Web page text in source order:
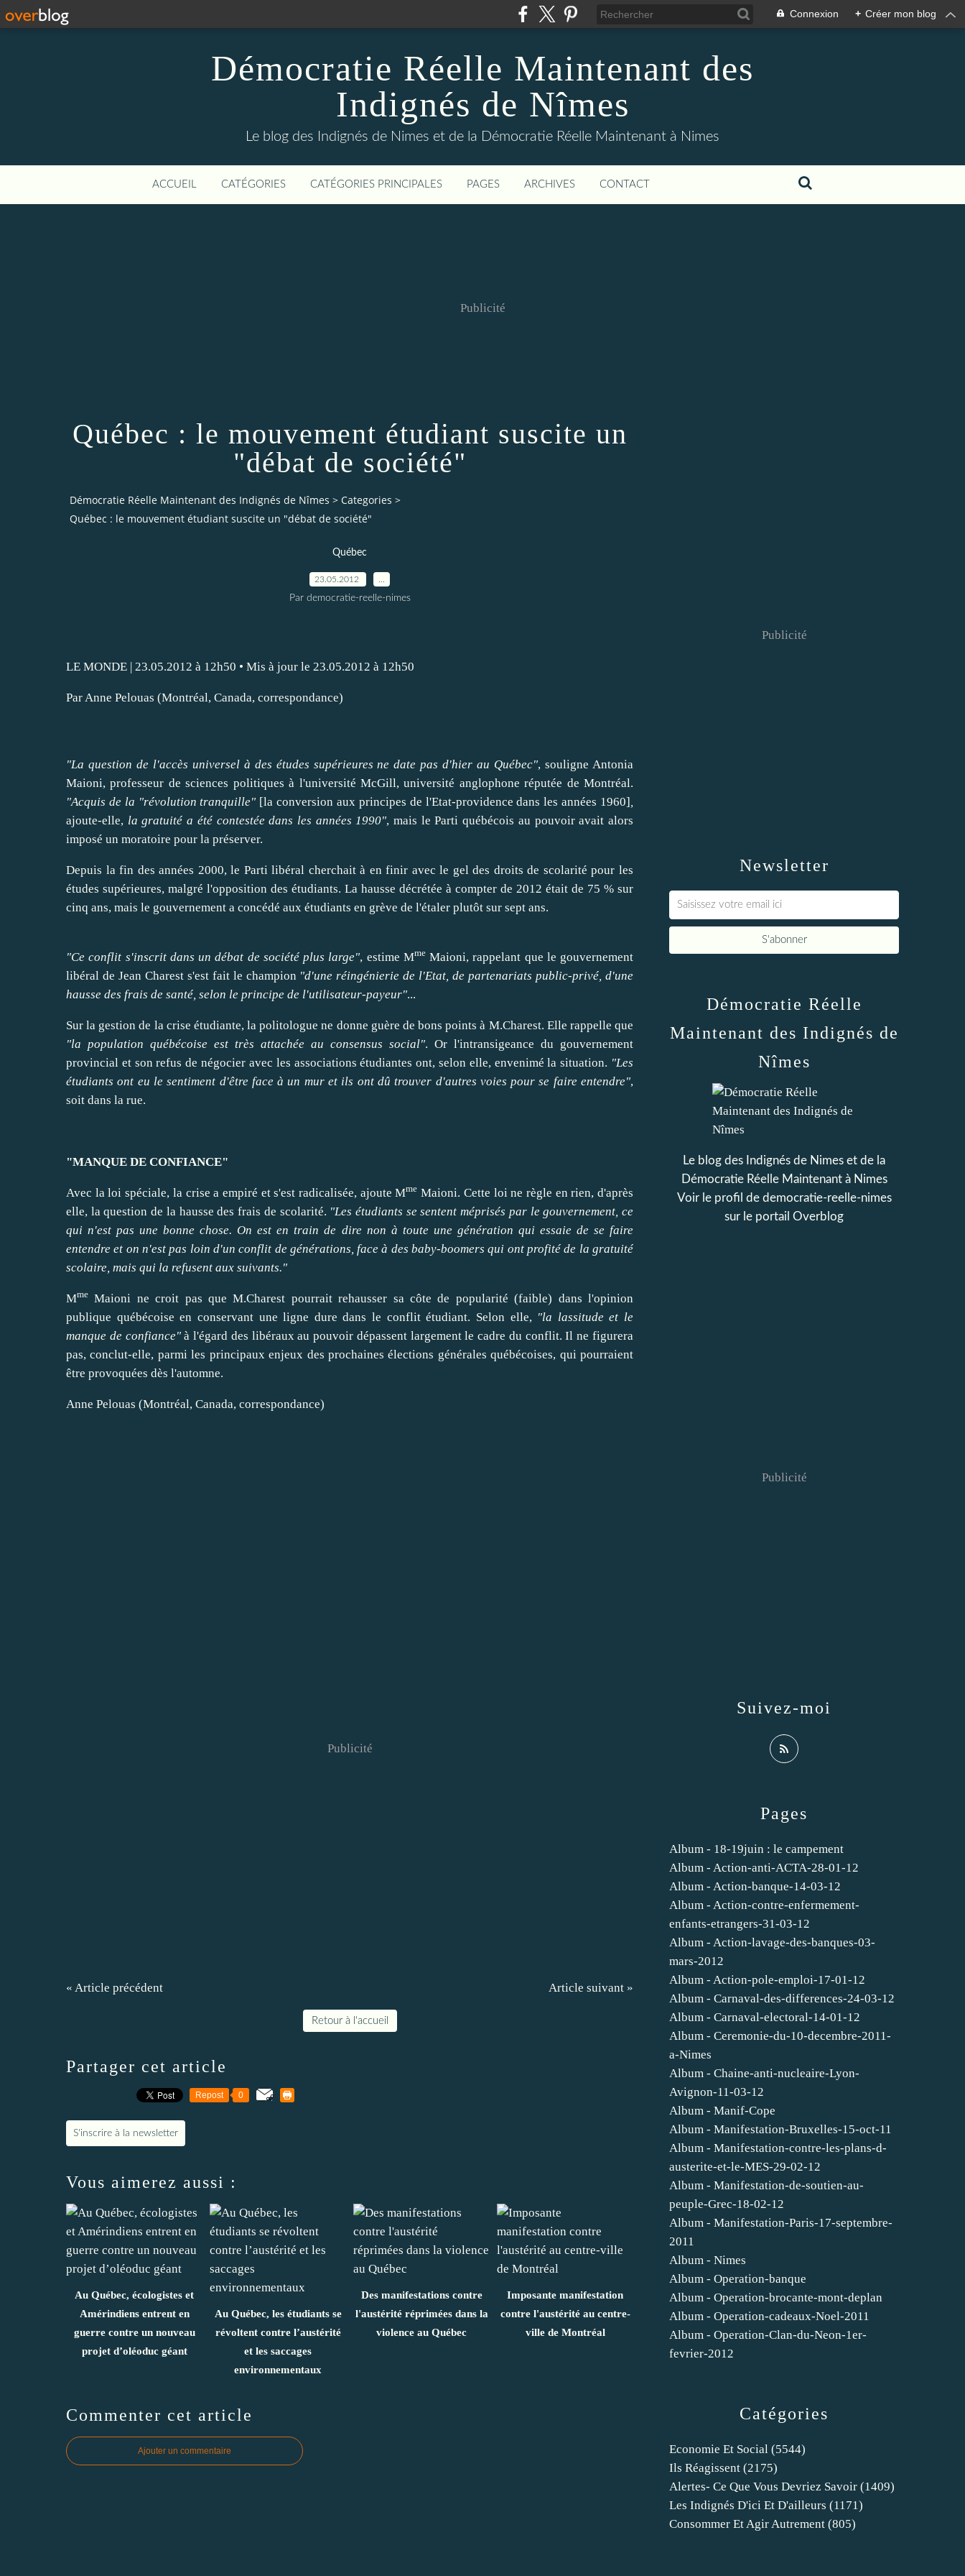
Connexion + Créer mon blog
Démocratie Réelle Maintenant des
Indignés de Nîmes
Le blog des Indignés de Nimes et de la Démocratie Réelle Maintenant à Nimes
ACCUEIL CATÉGORIES CATÉGORIES PRINCIPALES PAGES ARCHIVES CONTACT
Publicité
Québec : le mouvement étudiant suscite un
"débat de société"
Démocratie Réelle Maintenant des Indignés de Nîmes > Categories >
Québec : le mouvement étudiant suscite un "débat de société"
Québec
23.05.2012
Par democratie-reelle-nimes
LE MONDE | 23.05.2012 à 12h50 • Mis à jour le 23.05.2012 à 12h50
Par Anne Pelouas (Montréal, Canada, correspondance)
"La question de l'accès universel à des études supérieures ne date pas d'hier au Québec", souligne Antonia
Maioni, professeur desciences politiques à l'université McGill, université anglophone réputée de Montréal.
"Acquis de la "révolution tranquille" [la conversion aux principes de l'Etat-providence dans les années 1960]
ajoute-elle, la gratuité a été contestée dans les années 1990", mais le Parti québécois au pouvoiravait alors
imposé un moratoire pour la préserver.
Depuis la fin des années 2000, le Parti libéral cherchait à enfinir avec le gel des droits de scolarité pour les
études supérieures, malgré l'opposition des étudiants. La hausse décrétée à compter de 2012 était de 75 % sur
cinq ans, mais le gouvernement a concédé aux étudiants en grève de l'étaler plutôt sur sept ans.
"Ce conflit s'inscrit dans un débat de société plus large", estime MmeMaioni, rappelant que le gouvernement
libéral de Jean Charests'est fait le champion "d'une réingénierie de l'Etat, de partenariats public-privé, d'une
hausse des frais de santé, selon le principe de l'utilisateur-payeur"...
Sur la gestion de la crise étudiante, la politologue ne donne guère de bons points à M.Charest. Elle rappelle que
"la population québécoise est très attachée au consensus social". Or l'intransigeance du gouvernement
provincial et son refus de négocier avec les associations étudiantes ont, selon elle, envenimé la situation. "Les
étudiants ont eu le sentiment d'être face à un mur et ils ont dûtrouver d'autres voies pour se faire entendre",
soit dans la rue.
"MANQUE DE CONFIANCE"
Avec la loi spéciale, la crise a empiré et s'est radicalisée, ajoute Mme Maioni. Cette loi ne règle en rien, d'après
elle, la question de la hausse des frais de scolarité. "Les étudiants se sentent méprisés par le gouvernement, ce
qui n'est pas une bonne chose. On est en train de dire non à toute une génération qui essaie de sefaire
entendre et on n'est pas loin d'un conflit de générations, face à des baby-boomers qui ont profité de la gratuité
scolaire, mais qui la refusent aux suivants."
Mme Maioni ne croit pas que M.Charest pourraitrehausser sa côte de popularité (faible) dans l'opinion
publique québécoise en conservant une ligne dure dans le conflit étudiant. Selon elle, "la lassitude et le
manque de confiance"à l'égard des libéraux aupouvoir dépassent largement le cadre du conflit. Il ne figurera
pas, conclut-elle, parmi les principaux enjeux des prochaines élections générales québécoises, qui pourraient
être provoquées dès l'automne.
Anne Pelouas (Montréal, Canada, correspondance)
Publicité
« Article précédent Article suivant »
Retour à l'accueil
Partager cet article
Repost 0
S'inscrire à la newsletter
Vous aimerez aussi :
Au Québec, écologistes et
Amérindiens entrent en
guerre contre un nouveau
projet d’oléoduc géant
Au Québec, les étudiants se
révoltent contre l’austérité
et les saccages
environnementaux
Des manifestations contre
l'austérité réprimées dans la
violence au Québec
Imposante manifestation
contre l'austérité au centre-
ville de Montréal
Commenter cet article
Ajouter un commentaire
Newsletter
Publicité
Catégories
Economie Et Social (5544)
Ils Réagissent (2175)
Alertes- Ce Que Vous Devriez Savoir (1409)
Les Indignés D'ici Et D'ailleurs (1171)
Consommer Et Agir Autrement (805)
Pages
Album - 18-19juin : le campement
Album - Action-anti-ACTA-28-01-12
Album - Action-banque-14-03-12
Album - Action-contre-enfermement-
enfants-etrangers-31-03-12
Album - Action-lavage-des-banques-03-
mars-2012
Album - Action-pole-emploi-17-01-12
Album - Carnaval-des-differences-24-03-12
Album - Carnaval-electoral-14-01-12
Album - Ceremonie-du-10-decembre-2011-
a-Nimes
Album - Chaine-anti-nucleaire-Lyon-
Avignon-11-03-12
Album - Manif-Cope
Album - Manifestation-Bruxelles-15-oct-11
Album - Manifestation-contre-les-plans-d-
austerite-et-le-MES-29-02-12
Album - Manifestation-de-soutien-au-
peuple-Grec-18-02-12
Album - Manifestation-Paris-17-septembre-
2011
Album - Nimes
Album - Operation-banque
Album - Operation-brocante-mont-deplan
Album - Operation-cadeaux-Noel-2011
Album - Operation-Clan-du-Neon-1er-
fevrier-2012
Démocratie Réelle
Maintenant des Indignés de
Nîmes
Le blog des Indignés de Nimes et de la
Démocratie Réelle Maintenant à Nimes
Voir le profil de democratie-reelle-nimes
sur le portail Overblog
Suivez-moi
Publicité